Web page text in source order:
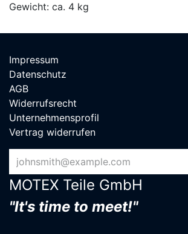
Gewicht: ca. 4 kg
Impressum
Datenschutz
AGB
Widerrufsrecht
Unternehmensprofil
Vertrag widerrufen
MOTEX Teile G​mbH
"It's time to meet!"